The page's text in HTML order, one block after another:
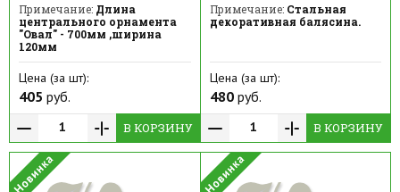
Примечание: Длина
центрального орнамента
"Овал" - 700мм ,ширина
120мм
Цена (за шт):
405 руб.
В КОРЗИНУ
Примечание:Стальная
декоративная балясина.
Цена (за шт):
480руб.
В КОРЗИНУ